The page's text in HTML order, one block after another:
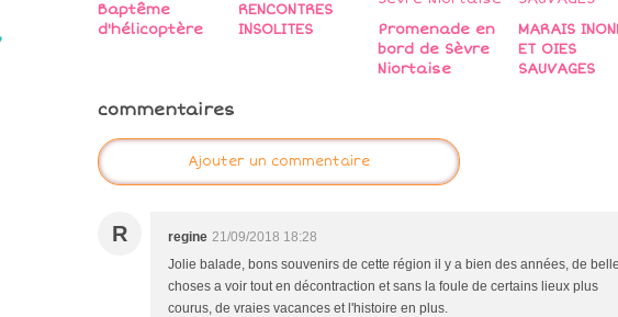
Baptême
d'hélicoptère
RENCONTRES
INSOLITES
Promenade en
bord de Sèvre
Niortaise
MARAIS
ET OIES
SAUVAGES
commentaires
Ajouter un commentaire
R regine 21/09/2018 18:28
Jolie balade, bons souvenirs de cette région il y a bien des années, de
choses a voir tout en décontraction et sans la foule de certains lieux plus
courus, de vraies vacances et l'histoire en plus.